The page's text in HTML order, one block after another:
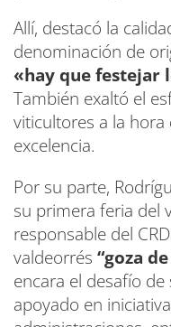
Allí, destacó la
denominación de
«hay que festejar
También exaltó el
viticultores a la
excelencia.
Por su parte,
su primera feria del
responsable del
valdeorrés “goza
encara el desafío de
apoyado en